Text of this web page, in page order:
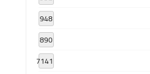
948
890
7141